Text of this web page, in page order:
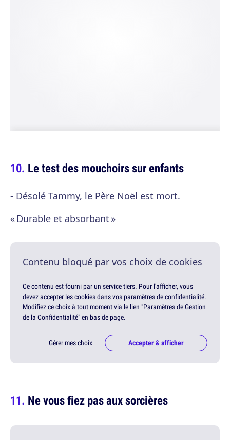
Le test des mouchoirs sur enfants
- Désolé Tammy, le Père Noël est mort.
« Durable et absorbant »
Contenu bloqué par vos choix de cookies
Ce contenu est fourni par un service tiers. Pour l'afficher, vous
devez accepter les cookies dans vos paramètres de confidentialité.
Modifiez ce choix à tout moment via le lien "Paramètres de Gestion
de la Confidentialité" en bas de page.
Gérer mes choix Accepter & afficher
Ne vous fiez pas aux sorcières